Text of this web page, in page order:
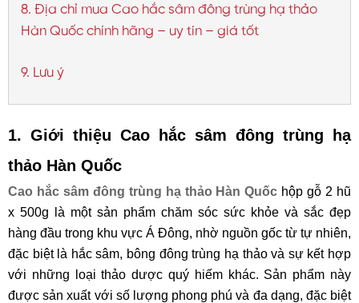
8. Địa chỉ mua Cao hắc sâm đông trùng hạ thảo
Hàn Quốc chính hãng – uy tín – giá tốt
9. Lưu ý
1. Giới thiệu Cao hắc sâm đông trùng hạ
thảo Hàn Quốc
Cao hắc sâm đông trùng hạ thảo Hàn Quốc hộp gỗ 2 hũ
x 500g là một sản phẩm chăm sóc sức khỏe và sắc đẹp
hàng đầu trong khu vực Á Đông, nhờ nguồn gốc từ tự nhiên,
đặc biệt là hắc sâm, bông đông trùng hạ thảo và sự kết hợp
với những loại thảo dược quý hiếm khác. Sản phẩm này
được sản xuất với số lượng phong phú và đa dạng, đặc biệt